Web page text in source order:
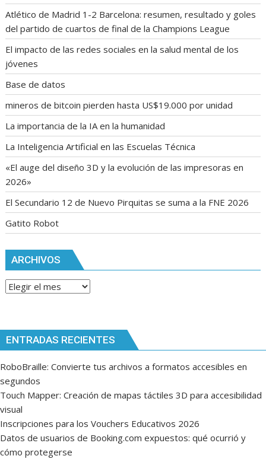
Atlético de Madrid 1-2 Barcelona: resumen, resultado y goles
del partido de cuartos de final de la Champions League
El impacto de las redes sociales en la salud mental de los
jóvenes
Base de datos
mineros de bitcoin pierden hasta US$19.000 por unidad
La importancia de la IA en la humanidad
La Inteligencia Artificial en las Escuelas Técnica
«El auge del diseño 3D y la evolución de las impresoras en
2026»
El Secundario 12 de Nuevo Pirquitas se suma a la FNE 2026
Gatito Robot
ARCHIVOS
Archivos
ENTRADAS RECIENTES
RoboBraille: Convierte tus archivos a formatos accesibles en
segundos
Touch Mapper: Creación de mapas táctiles 3D para accesibilidad
visual
Inscripciones para los Vouchers Educativos 2026
Datos de usuarios de Booking.com expuestos: qué ocurrió y
cómo protegerse